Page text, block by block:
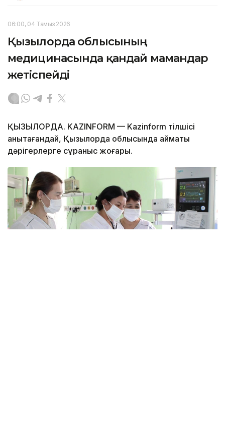
06:00, 04 Тамыз 2026
Қызылорда облысының
медицинасында қандай мамандар
жетіспейді
ҚЫЗЫЛОРДА. KAZINFORM — Kazinform тілшісі
анықтағандай, Қызылорда облысында аймақтық
дәрігерлерге сұраныс жоғары.